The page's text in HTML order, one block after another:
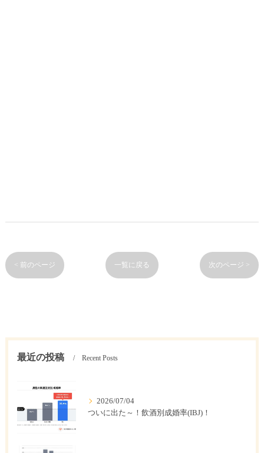
< 前のページ 一覧に戻る 次のページ >
最近の投稿 Recent Posts
2026/07/04
ついに出た～！飲酒別成婚率(IBJ)！